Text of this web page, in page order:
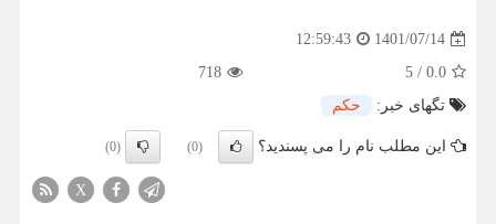
1401/07/14
12:59:43
0.0
/
5
718
تگهای خبر:
حكم
این مطلب نام را می پسندید؟ (0)
(0)
X